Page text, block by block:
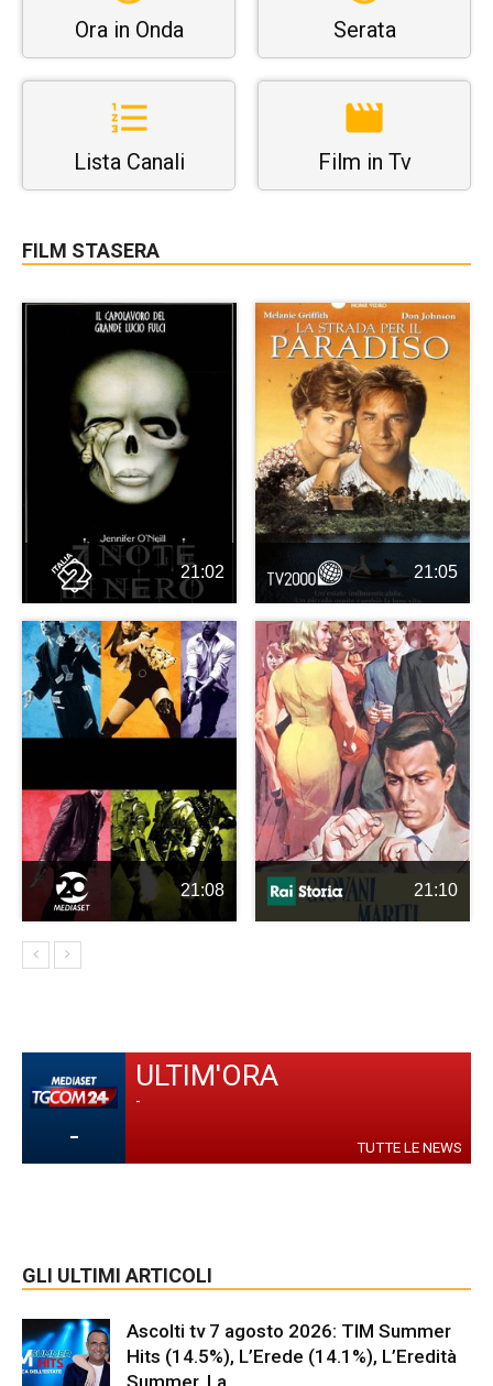
Ora in Onda Serata
Lista Canali Film in Tv
FILM STASERA
21:02 21:05
21:08 21:10
-
ULTIM'ORA
-
TUTTE LE NEWS
GLI ULTIMI ARTICOLI
Ascolti tv 7 agosto 2026: TIM Summer
Hits (14.5%), L’Erede (14.1%), L’Eredità